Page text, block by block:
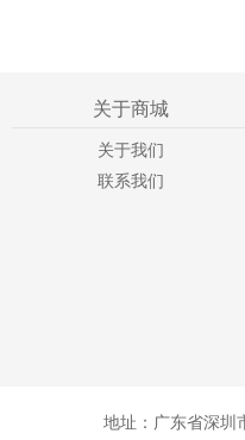
关于商城
关于我们
联系我们
地址：广东省深圳